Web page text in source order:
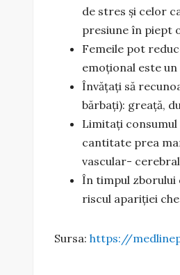
de stres și celor
presiune în piept
Femeile pot
emoțional este
Învățați să
bărbați): greață,
Limitați
cantitate prea
vascular-
În timpul zborului
riscul apariției
Sursa: https://